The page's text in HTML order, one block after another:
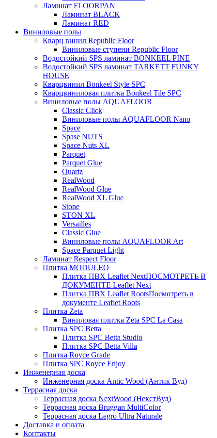
Ламинат FLOORPAN
Ламинат BLACK
Ламинат RED
Виниловые полы
Кварц винил Republic Floor
Виниловые ступени Republic Floor
Водостойкий SPS ламинат BONKEEL PINE
Водостойкий SPS ламинат TARKETT FUNKY
HOUSE
Кварцвинил Bonkeel Style SPC
Кварцвиниловая плитка Bonkeel Tile SPC
Виниловые полы AQUAFLOOR
Classic Click
Виниловые полы AQUAFLOOR Nano
Space
Spase NUTS
Space Nuts XL
Parquet
Parquet Glue
Quartz
RealWood
RealWood Glue
RealWood XL Glue
Stone
STON XL
Versailles
Classic Glue
Виниловые полы AQUAFLOOR Art
Space Parquet Light
Ламинат Respect Floor
Плитка MODULEO
Плитка ПВХ Leaflet NextПОСМОТРЕТЬ В
ДОКУМЕНТЕ Leaflet Next
Плитка ПВХ Leaflet RootsПосмотреть в
документе Leaflet Roots
Плитка Zeta
Виниловая плитка Zeta SPC La Casa
Плитка SPC Betta
Плитка SPC Betta Studio
Плитка SPC Betta Villa
Плитка Royce Grade
Плитка SPC Royce Enjoy
Инженерная доска
Инженерная доска Antic Wood (Антик Вуд)
Террасная доска
Террасная доска NextWood (НекстВуд)
Террасная доска Bruggan MultiColor
Террасная доска Legro Ultra Naturale
Доставка и оплата
Контакты